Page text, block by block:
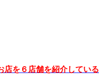
を６店舗を紹介している